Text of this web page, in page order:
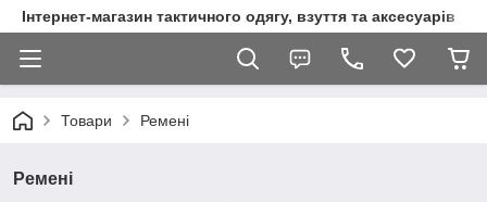
Інтернет-магазин тактичного одягу, взуття та аксесуарів
Товари Ремені
Ремені